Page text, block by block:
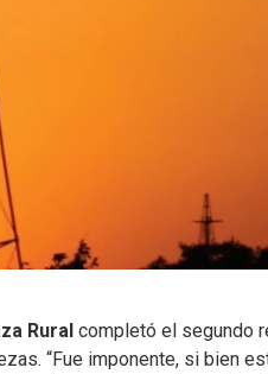
Rural completó el segundo
“Fue imponente, si bien